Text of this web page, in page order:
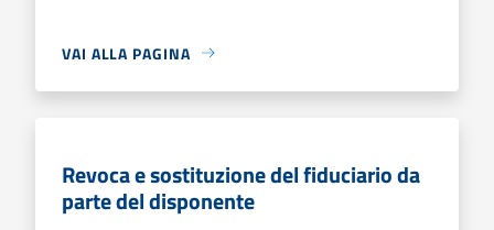
VAI ALLA PAGINA
Revoca e sostituzione del fiduciario da
parte del disponente